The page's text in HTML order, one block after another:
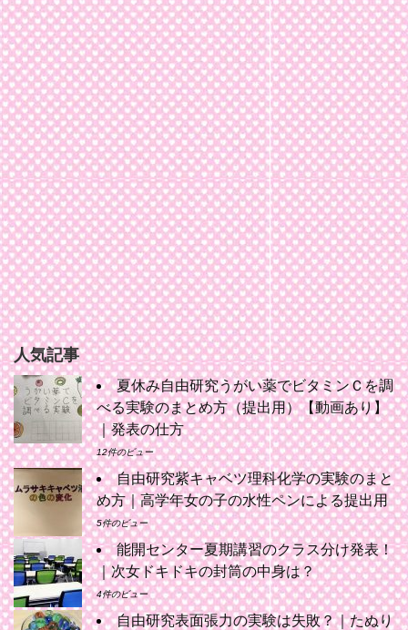
人気記事
夏休み自由研究うがい薬でビタミンＣを調
べる実験のまとめ方（提出用）【動画あり】
｜発表の仕方
12件のビュー
自由研究紫キャベツ理科化学の実験のまと
め方｜高学年女の子の水性ペンによる提出用
5件のビュー
能開センター夏期講習のクラス分け発表！
｜次女ドキドキの封筒の中身は？
4件のビュー
自由研究表面張力の実験は失敗？｜たぬり